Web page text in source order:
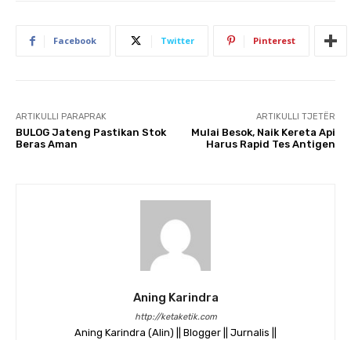
Facebook Twitter Pinterest
ARTIKULLI PARAPRAK
BULOG Jateng Pastikan Stok
Beras Aman
ARTIKULLI TJETËR
Mulai Besok, Naik Kereta Api
Harus Rapid Tes Antigen
Aning Karindra
http://ketaketik.com
Aning Karindra (Alin) || Blogger || Jurnalis ||